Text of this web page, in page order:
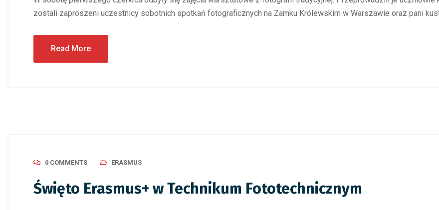
zostali zaproszeni uczestnicy sobotnich spotkań fotograficznych na Zamku Królewskim w Warszawie oraz pani
Read More
0 COMMENTS ERASMUS
Święto Erasmus+ w Technikum Fototechnicznym